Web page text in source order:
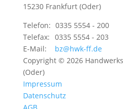
15230 Frankfurt (Oder)
Telefon: 0335 5554 - 200
Telefax: 0335 5554 - 203
E-Mail:
bz@hwk-ff.de
Copyright © 2026
(Oder)
Impressum
Datenschutz
AGB